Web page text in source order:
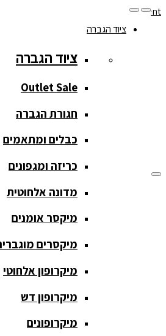
Skip to content
077-208-0290
מעקב הזמנות
ציוד הגברה
Outlet Sale
חגורת הגברה
כבלים
ומתאמים
ציוד הגברה
ציוד הגברה
Outlet Sale
חגורת הגברה
כבלים ומתאמים
כריזה ומגפונים
מדונה אלחוטית
מיקסר אומנים
מיקסרים מוגברים
מיקרופון אלחוטי
מיקרופון דש
מיקרופונים